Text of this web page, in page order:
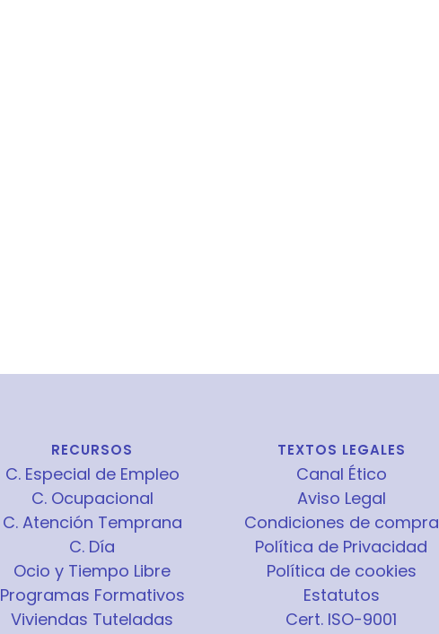
RECURSOS
C. Especial de Empleo
C. Ocupacional
C. Atención Temprana
C. Día
Ocio y Tiempo Libre
Programas Formativos
Viviendas Tuteladas
TEXTOS LEGALES
Canal Ético
Aviso Legal
Condiciones de compra
Política de Privacidad
Política de cookies
Estatutos
Cert. ISO-9001